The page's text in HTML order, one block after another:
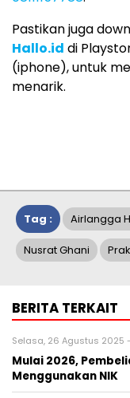
Pastikan juga
Hallo.id di
(iphone), untuk
menarik.
Tag : Airlangga
Nusrat Ghani
BERITA TERKAIT
Selasa, 26 Agustus 2025 -
Mulai 2026,
Menggunakan NIK